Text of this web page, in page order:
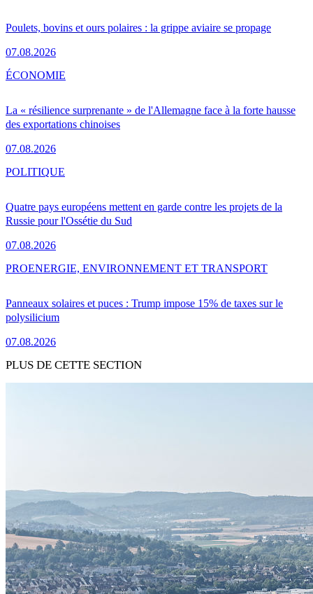
Poulets, bovins et ours polaires : la grippe aviaire se propage
07.08.2026
La « résilience surprenante » de l'Allemagne face à la forte hausse
des exportations chinoises
07.08.2026
ÉCONOMIE
Quatre pays européens mettent en garde contre les projets de la
Russie pour l'Ossétie du Sud
07.08.2026
POLITIQUE
Panneaux solaires et puces : Trump impose 15% de taxes sur le
polysilicium
07.08.2026
PROENERGIE, ENVIRONNEMENT ET TRANSPORT
PLUS DE CETTE SECTION